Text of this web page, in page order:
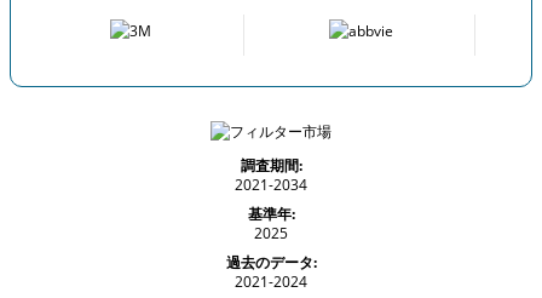
調査期間:
2021-2034
基準年:
2025
過去のデータ:
2021-2024